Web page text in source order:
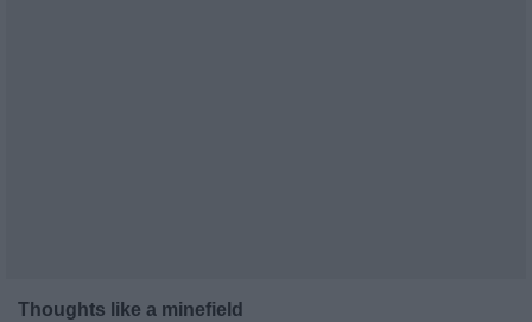
Thoughts like a minefield